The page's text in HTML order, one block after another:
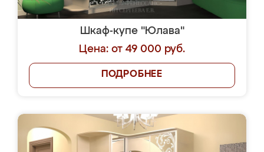
Шкаф-купе "Юлава"
Цена: от 49 000 руб.
ПОДРОБНЕЕ